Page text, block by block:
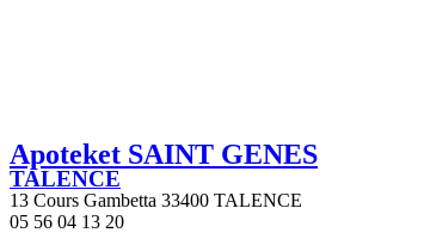
Apoteket SAINT GENES
TALENCE
13 Cours Gambetta 33400 TALENCE
05 56 04 13 20